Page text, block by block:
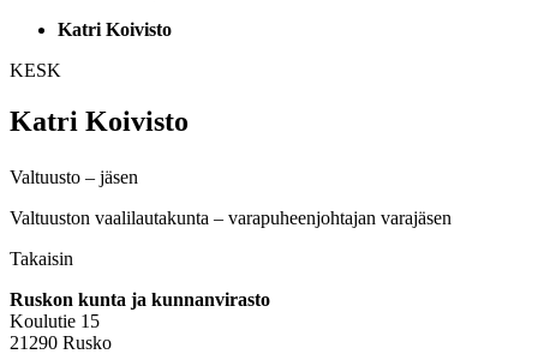
Katri Koivisto
KESK
Katri Koivisto
Valtuusto – jäsen
Valtuuston vaalilautakunta – varapuheenjohtajan varajäsen
Takaisin
Ruskon kunta ja kunnanvirasto
Koulutie 15
21290 Rusko